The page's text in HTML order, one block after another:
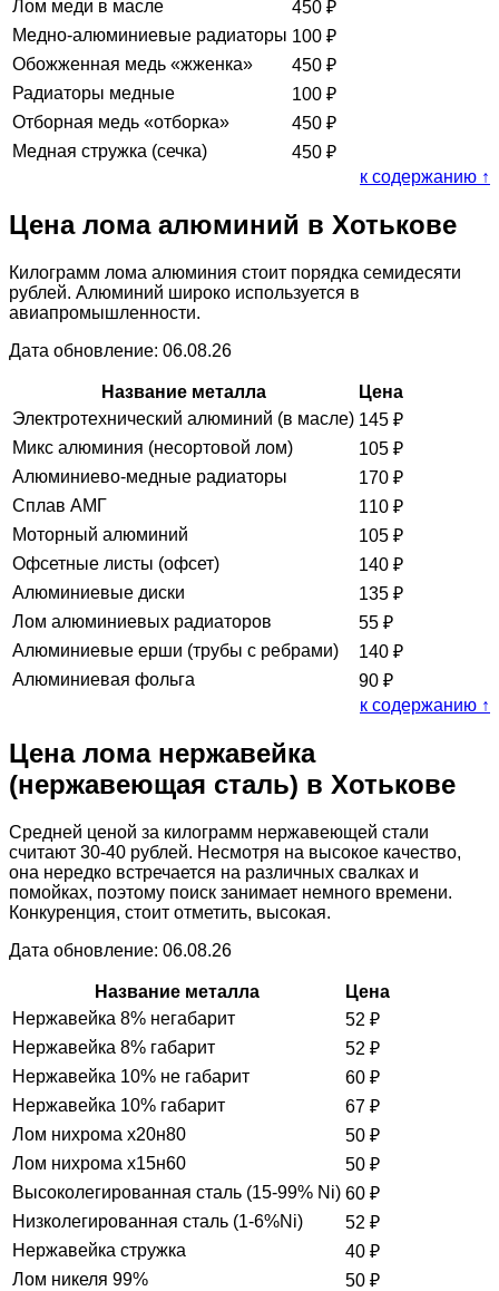
Лом меди в масле
450 ₽
Медно-алюминиевые радиаторы 100 ₽
Обожженная медь «жженка»
450 ₽
Радиаторы медные
100 ₽
Отборная медь «отборка»
450 ₽
Медная стружка (сечка)
450 ₽
к содержанию ↑
Цена лома алюминий в Хотькове
Килограмм лома алюминия стоит порядка семидесяти
рублей. Алюминий широко используется в
авиапромышленности.
Дата обновление: 06.08.26
Название металла
Цена
Электротехнический алюминий (в масле) 145 ₽
Микс алюминия (несортовой лом)
105 ₽
Алюминиево-медные радиаторы
170 ₽
Сплав АМГ
110 ₽
Моторный алюминий
105 ₽
Офсетные листы (офсет)
140 ₽
Алюминиевые диски
135 ₽
Лом алюминиевых радиаторов
55 ₽
Алюминиевые ерши (трубы с ребрами)
140 ₽
Алюминиевая фольга
90 ₽
к содержанию ↑
Цена лома нержавейка
(нержавеющая сталь) в Хотькове
Средней ценой за килограмм нержавеющей стали
считают 30-40 рублей. Несмотря на высокое качество,
она нередко встречается на различных свалках и
помойках, поэтому поиск занимает немного времени.
Конкуренция, стоит отметить, высокая.
Дата обновление: 06.08.26
Название металла
Цена
Нержавейка 8% негабарит
52 ₽
Нержавейка 8% габарит
52 ₽
Нержавейка 10% не габарит
60 ₽
Нержавейка 10% габарит
67 ₽
Лом нихрома х20н80
50 ₽
Лом нихрома х15н60
50 ₽
Высоколегированная сталь (15-99% Ni) 60 ₽
Низколегированная сталь (1-6%Ni)
52 ₽
Нержавейка стружка
40 ₽
Лом никеля 99%
50 ₽